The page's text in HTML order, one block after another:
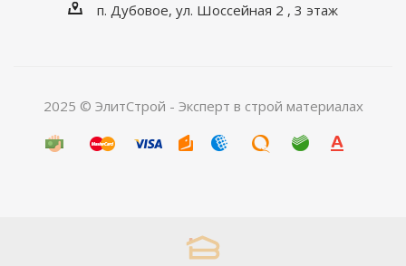
п. Дубовое, ул. Шоссейная 2 , 3 этаж
2025 © ЭлитСтрой - Эксперт в строй материалах